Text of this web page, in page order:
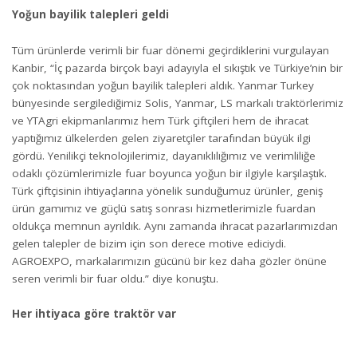
Yoğun bayilik talepleri geldi
Tüm ürünlerde verimli bir fuar dönemi geçirdiklerini vurgulayan
Kanbir, “İç pazarda birçok bayi adayıyla el sıkıştık ve Türkiye’nin bir
çok noktasından yoğun bayilik talepleri aldık. Yanmar Turkey
bünyesinde sergilediğimiz Solis, Yanmar, LS markalı traktörlerimiz
ve YTAgri ekipmanlarımız hem Türk çiftçileri hem de ihracat
yaptığımız ülkelerden gelen ziyaretçiler tarafından büyük ilgi
gördü. Yenilikçi teknolojilerimiz, dayanıklılığımız ve verimliliğe
odaklı çözümlerimizle fuar boyunca yoğun bir ilgiyle karşılaştık.
Türk çiftçisinin ihtiyaçlarına yönelik sunduğumuz ürünler, geniş
ürün gamımız ve güçlü satış sonrası hizmetlerimizle fuardan
oldukça memnun ayrıldık. Aynı zamanda ihracat pazarlarımızdan
gelen talepler de bizim için son derece motive ediciydi.
AGROEXPO, markalarımızın gücünü bir kez daha gözler önüne
seren verimli bir fuar oldu.” diye konuştu.
Her ihtiyaca göre traktör var